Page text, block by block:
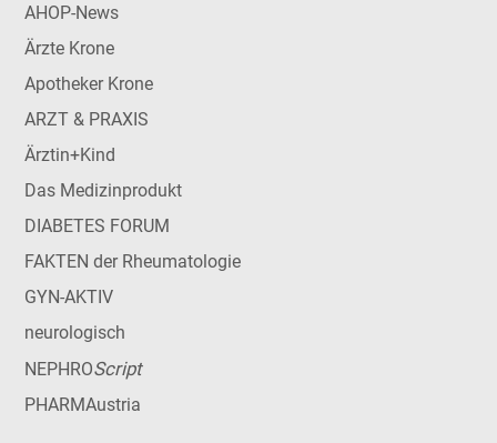
AHOP-News
Ärzte Krone
Apotheker Krone
ARZT & PRAXIS
Ärztin+Kind
Das Medizinprodukt
DIABETES FORUM
FAKTEN der Rheumatologie
GYN-AKTIV
neurologisch
NEPHROScript
PHARMAustria